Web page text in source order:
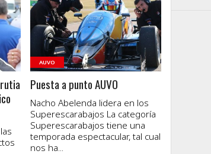
VER NOTA
AUVO
Puesta a punto AUVO
Nacho Abelenda lidera en los
Superescarabajos La categoría
Superescarabajos tiene una
temporada espectacular, tal cual
nos ha...